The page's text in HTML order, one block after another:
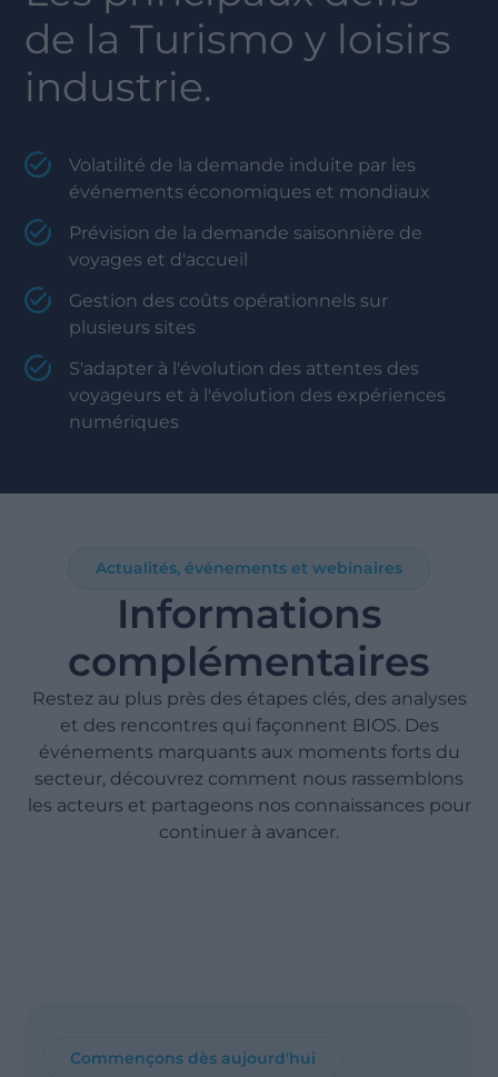
de la Turismo y loisirs
industrie.
Volatilité de la demande induite par les
événements économiques et mondiaux
Prévision de la demande saisonnière de
voyages et d'accueil
Gestion des coûts opérationnels sur
plusieurs sites
S'adapter à l'évolution des attentes des
voyageurs et à l'évolution des expériences
numériques
Actualités, événements et webinaires
Informations
complémentaires
Restez au plus près des étapes clés, des analyses
et des rencontres qui façonnent BIOS. Des
événements marquants aux moments forts du
secteur, découvrez comment nous rassemblons
les acteurs et partageons nos connaissances pour
continuer à avancer.
Commençons dès aujourd'hui